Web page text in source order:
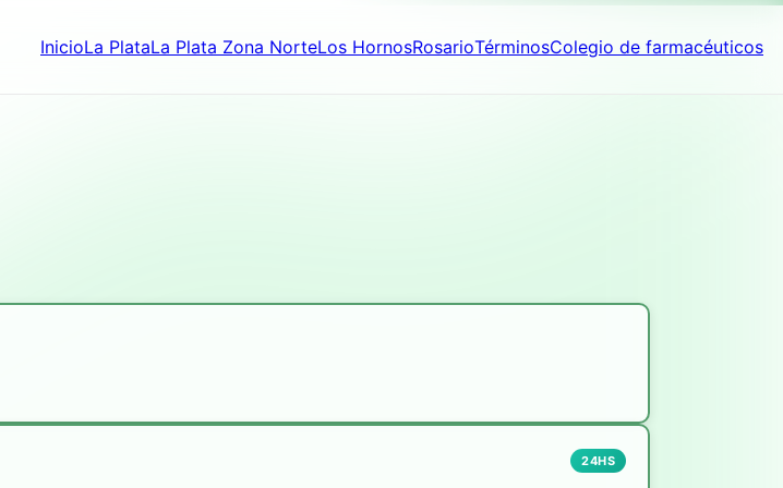
InicioLa PlataLa Plata Zona NorteLos HornosRosarioTérminosColegio de farmacéuticos
24HS